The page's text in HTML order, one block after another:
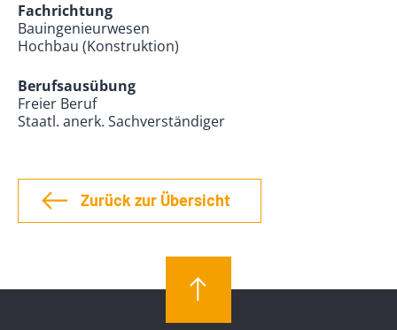
Fachrichtung
Bauingenieurwesen
Hochbau (Konstruktion)
Berufsausübung
Freier Beruf
Staatl. anerk. Sachverständiger
Zurück zur Übersicht